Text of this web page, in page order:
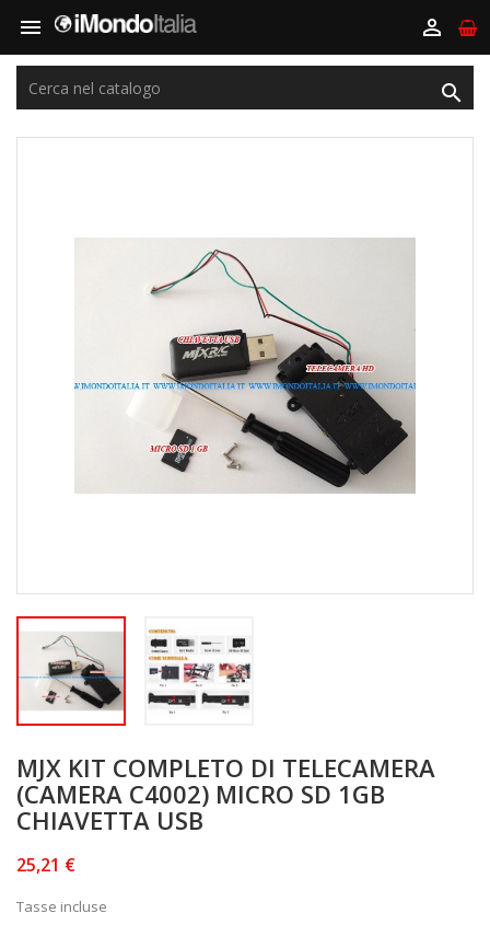
 

MJX KIT COMPLETO DI TELECAMERA
(CAMERA C4002) MICRO SD 1GB
CHIAVETTA USB
25,21 €
Tasse incluse